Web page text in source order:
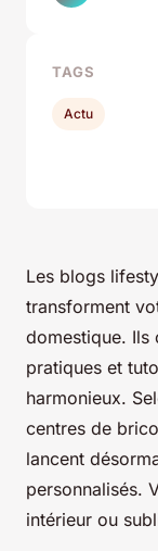
Les blogs
transforment
domestique. Ils
pratiques et
harmonieux.
centres de
lancent
personnalisés.
intérieur ou
TAGS
Actu